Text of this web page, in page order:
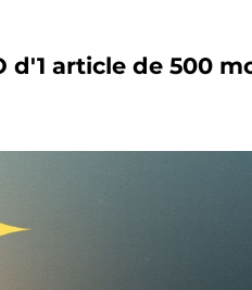
d'1 article de 500